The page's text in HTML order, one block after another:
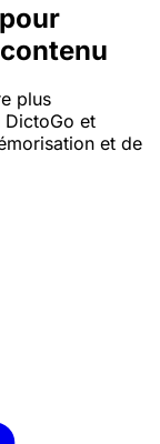
plus
DictoGo et
et de